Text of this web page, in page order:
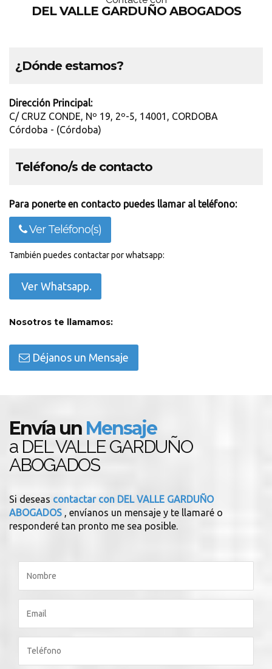
DEL VALLE GARDUÑO ABOGADOS
¿Dónde estamos?
Dirección Principal:
C/ CRUZ CONDE, Nº 19, 2º-5, 14001, CORDOBA
Córdoba - (Córdoba)
Teléfono/s de contacto
Para ponerte en contacto puedes llamar al teléfono:
Ver Teléfono(s)
También puedes contactar por whatsapp:
Ver Whatsapp.
Nosotros te llamamos:
Déjanos un Mensaje
Envía un Mensaje
a DEL VALLE GARDUÑO
ABOGADOS
Si deseas contactar con DEL VALLE GARDUÑO
ABOGADOS , envíanos un mensaje y te llamaré o
responderé tan pronto me sea posible.